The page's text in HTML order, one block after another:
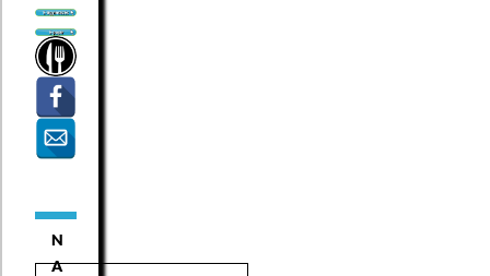
N
A